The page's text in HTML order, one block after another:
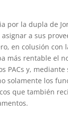
la dupla de
a sus
en colusión con
más rentable el
PACs y,
solamente los
que también